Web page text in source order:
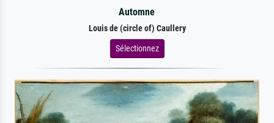
Automne
Louis de (circle of) Caullery
Sélectionnez